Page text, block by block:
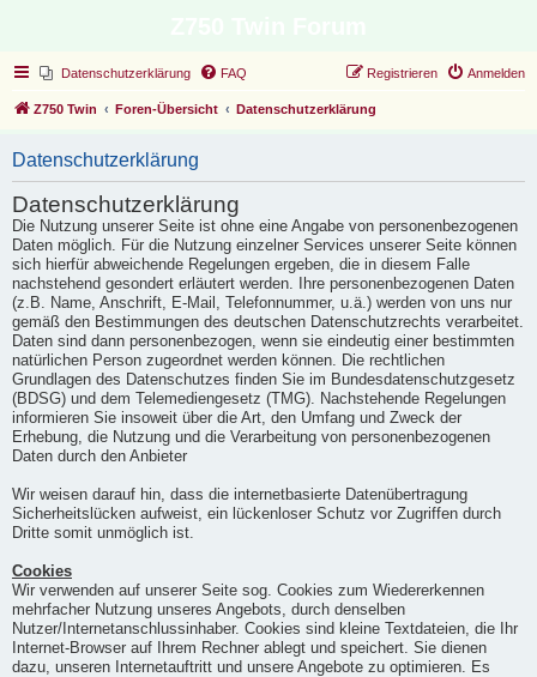
Datenschutzerklärung FAQ Anmelden
Registrieren
Z750 Twin Foren-Übersicht Datenschutzerklärung
Datenschutzerklärung
Datenschutzerklärung
Die Nutzung unserer Seite ist ohne eine Angabe von personenbezogenen
Daten möglich. Für die Nutzung einzelner Services unserer Seite können
sich hierfür abweichende Regelungen ergeben, die in diesem Falle
nachstehend gesondert erläutert werden. Ihre personenbezogenen Daten
(z.B. Name, Anschrift, E-Mail, Telefonnummer, u.ä.) werden von uns nur
gemäß den Bestimmungen des deutschen Datenschutzrechts verarbeitet.
Daten sind dann personenbezogen, wenn sie eindeutig einer bestimmten
natürlichen Person zugeordnet werden können. Die rechtlichen
Grundlagen des Datenschutzes finden Sie im Bundesdatenschutzgesetz
(BDSG) und dem Telemediengesetz (TMG). Nachstehende Regelungen
informieren Sie insoweit über die Art, den Umfang und Zweck der
Erhebung, die Nutzung und die Verarbeitung von personenbezogenen
Daten durch den Anbieter
Wir weisen darauf hin, dass die internetbasierte Datenübertragung
Sicherheitslücken aufweist, ein lückenloser Schutz vor Zugriffen durch
Dritte somit unmöglich ist.
Cookies
Wir verwenden auf unserer Seite sog. Cookies zum Wiedererkennen
mehrfacher Nutzung unseres Angebots, durch denselben
Nutzer/Internetanschlussinhaber. Cookies sind kleine Textdateien, die Ihr
Internet-Browser auf Ihrem Rechner ablegt und speichert. Sie dienen
dazu, unseren Internetauftritt und unsere Angebote zu optimieren. Es